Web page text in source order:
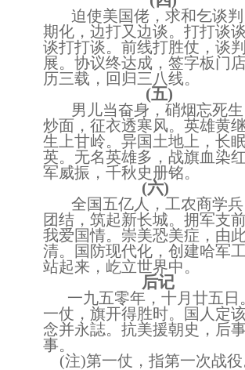
迫使美国佬，求和乞谈
期化，边打又边谈。打打谈
谈打打谈。前线打胜仗，谈
展。协议终达成，签字板门
历三载，回归三八线。
(五)
男儿当奋身，硝烟忘死
炒面，征衣透寒风。英雄黄
生上甘岭。异国土地上，长
英。无名英雄多，战旗血染
军威振，千秋史册铭。
(六)
全国五亿人，工农商学
团结，筑起新长城。拥军支
我爱国情。崇美恐美症，由
清。国防现代化，创建哈军
站起来，屹立世界中。
后记
一九五零年，十月廿五日
一仗，旗开得胜时。国人定
念并永誌。抗美援朝史，后
事。
(注)第一仗，指第一次战役